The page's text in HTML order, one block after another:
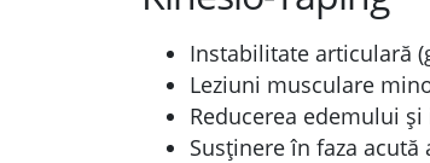
Instabilitate articulară
Leziuni musculare
Reducerea edemului
Susținere în faza